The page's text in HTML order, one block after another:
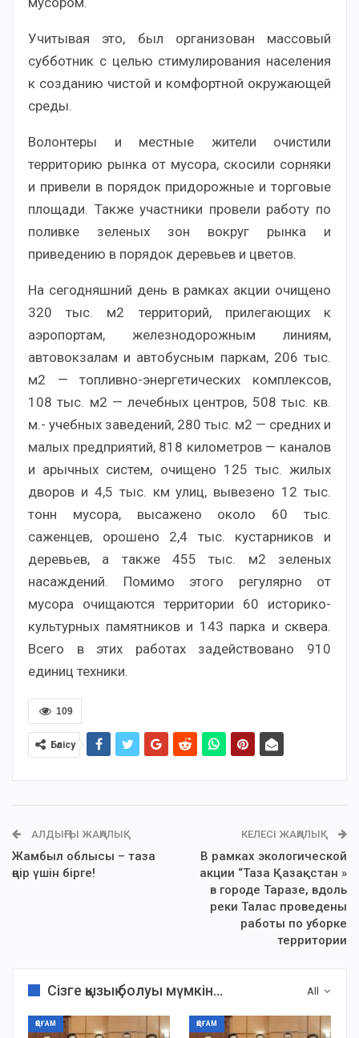
Учитывая это, был организован массовый
субботник с целью стимулирования населения
к созданию чистой и комфортной окружающей
среды.
Волонтеры и местные жители очистили
территорию рынка от мусора, скосили сорняки
и привели в порядок придорожные и торговые
площади. Также участники провели работу по
поливке зеленых зон вокруг рынка и
приведению в порядок деревьев и цветов.
На сегодняшний день в рамках акции очищено
320 тыс. м2 территорий, прилегающих к
аэропортам, железнодорожным линиям,
автовокзалам и автобусным паркам, 206 тыс.
м2 — топливно-энергетических комплексов,
108 тыс. м2 — лечебных центров, 508 тыс. кв.
м.- учебных заведений, 280 тыс. м2 — средних и
малых предприятий, 818 километров — каналов
и арычных систем, очищено 125 тыс. жилых
дворов и 4,5 тыс. км улиц, вывезено 12 тыс.
тонн мусора, высажено около 60 тыс.
саженцев, орошено 2,4 тыс. кустарников и
деревьев, а также 455 тыс. м2 зеленых
насаждений. Помимо этого регулярно от
мусора очищаются территории 60 историко-
культурных памятников и 143 парка и сквера.
Всего в этих работах задействовано 910
единиц техники.
109
Бөлісу
АЛДЫҢҒЫ ЖАҢАЛЫҚ
Жамбыл облысы – таза
өңір үшін бірге!
КЕЛЕСІ ЖАҢАЛЫҚ
В рамках экологической
акции “Таза Қазақстан »
в городе Таразе, вдоль
реки Талас проведены
работы по уборке
территории
All
Сізге қызық болуы мүмкін...
ҚОҒАМ ҚОҒАМ